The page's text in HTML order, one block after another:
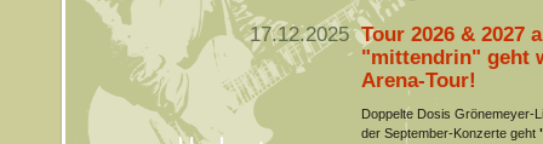
17.12.2025 Tour 2026 & 2027
"mittendrin" geht
Arena-Tour!
Doppelte Dosis Grönemeyer-
der September-Konzerte geht